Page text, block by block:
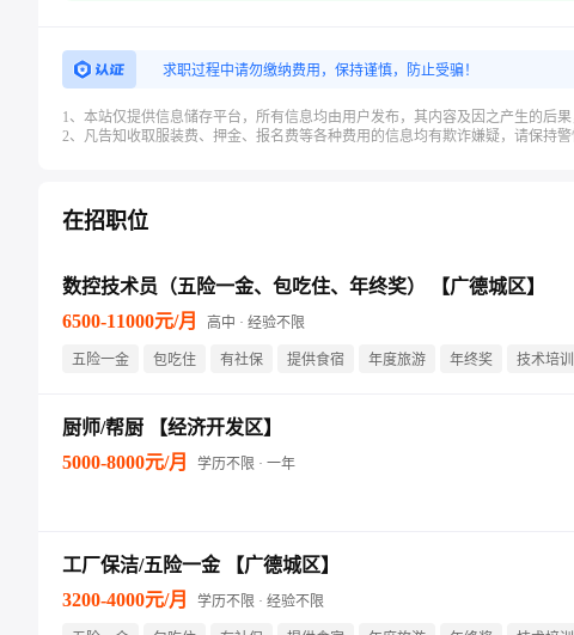
求职过程中请勿缴纳费用，保持谨慎，防止受骗！
1、本站仅提供信息储存平台，所有信息均由用户发布，其内容及因之产生的后果
2、凡告知收取服装费、押金、报名费等各种费用的信息均有欺诈嫌疑，请保持警
在招职位
数控技术员（五险一金、包吃住、年终奖） 【广德城区】
6500-11000元/月
高中 · 经验不限
五险一金 包吃住 有社保 提供食宿 年度旅游 年终奖 技术培训
厨师/帮厨 【经济开发区】
5000-8000元/月
学历不限 · 一年
工厂保洁/五险一金 【广德城区】
3200-4000元/月
学历不限 · 经验不限